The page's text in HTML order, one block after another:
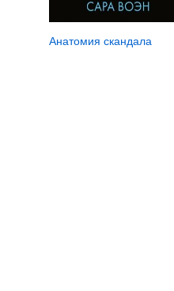
Анатомия скандала